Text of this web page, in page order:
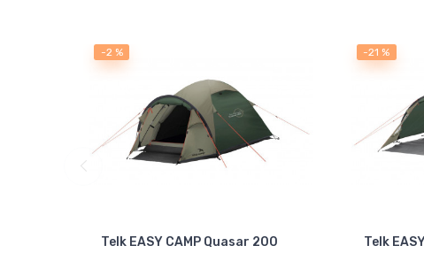
-2 %
Telk EASY CAMP Quasar 200
-21 %
Telk